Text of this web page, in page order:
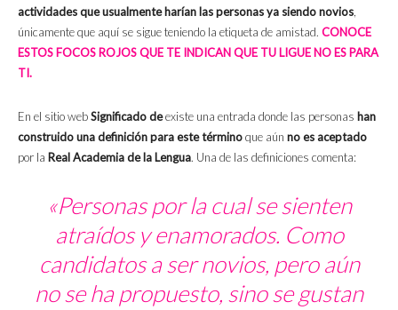
actividades que usualmente harían las personas ya siendo novios
únicamente que aquí se sigue teniendo la etiqueta de amistad. CONOCE
ESTOS FOCOS ROJOS QUE TE INDICAN QUE TU LIGUE NO ES PARA
TI.
En el sitio webSignificado deexiste una entrada donde las personas han
construido una definición para este términoque aún no es aceptado
por la Real Academia de la Lengua. Una de las definiciones comenta:
«Personas por la cual se sienten
atraídos y enamorados. Como
candidatos a ser novios, pero aún
no se ha propuesto, sino se gustan